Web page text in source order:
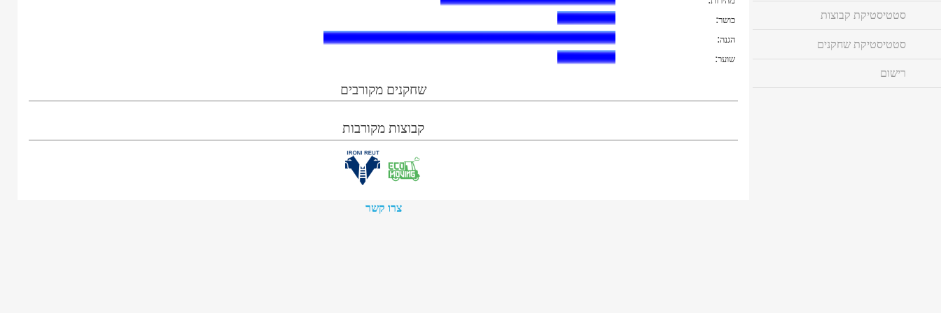
כושר:
הגנה:
שוער:
שחקנים מקורבים
קבוצות מקורבות
צרו קשר
סטטיסטיקת קבוצות
סטטיסטיקת שחקנים
רישום